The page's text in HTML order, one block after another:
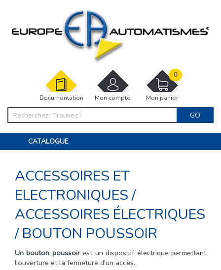
Documentation Mon compte Mon panier
0
GO
CATALOGUE
MOTORISATIONS
ACCESSOIRES ET ELECTRONIQUES
INTERPHONES VISIOPHONES
PIÈCES DÉTACHÉES
ACCESSOIRES ET
ELECTRONIQUES/
ACCESSOIRES ÉLECTRIQUES
/ BOUTON POUSSOIR
Un bouton poussoirest un dispositif électrique permettant
l'ouverture et la fermeture d'un accès.